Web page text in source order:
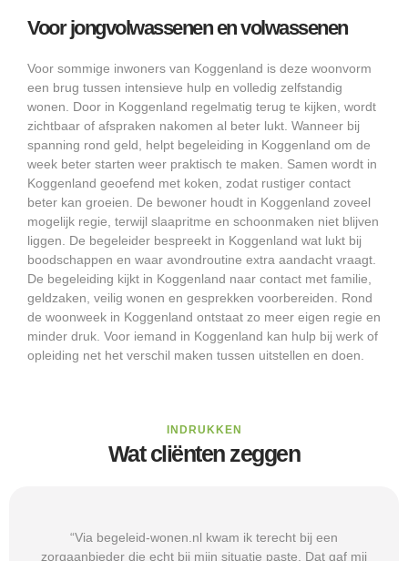
Voor jongvolwassenen en volwassenen
Voor sommige inwoners van Koggenland is deze woonvorm
een brug tussen intensieve hulp en volledig zelfstandig
wonen. Door in Koggenland regelmatig terug te kijken, wordt
zichtbaar of afspraken nakomen al beter lukt. Wanneer bij
spanning rond geld, helpt begeleiding in Koggenland om de
week beter starten weer praktisch te maken. Samen wordt in
Koggenland geoefend met koken, zodat rustiger contact
beter kan groeien. De bewoner houdt in Koggenland zoveel
mogelijk regie, terwijl slaapritme en schoonmaken niet blijven
liggen. De begeleider bespreekt in Koggenland wat lukt bij
boodschappen en waar avondroutine extra aandacht vraagt.
De begeleiding kijkt in Koggenland naar contact met familie,
geldzaken, veilig wonen en gesprekken voorbereiden. Rond
de woonweek in Koggenland ontstaat zo meer eigen regie en
minder druk. Voor iemand in Koggenland kan hulp bij werk of
opleiding net het verschil maken tussen uitstellen en doen.
INDRUKKEN
Wat cliënten zeggen
“Via begeleid-wonen.nl kwam ik terecht bij een
zorgaanbieder die echt bij mijn situatie paste. Dat gaf mij